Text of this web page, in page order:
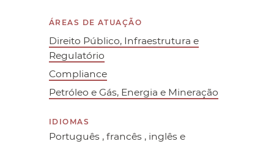
ÁREAS DE ATUAÇÃO
Direito Público, Infraestrutura e
Regulatório
Compliance
Petróleo e Gás, Energia e Mineração
IDIOMAS
Português , francês , inglês e